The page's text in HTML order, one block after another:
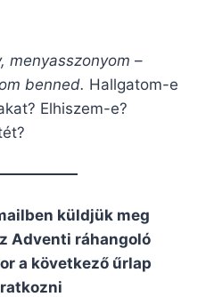
menyasszonyom –
benned. Hallgatom-e
Elhiszem-e?
küldjük meg
Adventi ráhangoló
a következő űrlap